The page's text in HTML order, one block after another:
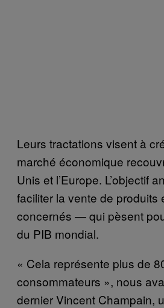
Leurs tractations visent à
marché économique
Unis et l’Europe. L’objectif
faciliter la vente de produits
concernés — qui pèsent
du PIB mondial.
« Cela représente plus de
consommateurs », nous
dernier Vincent Champain,